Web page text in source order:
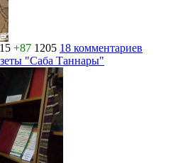
+87 1205 18 комментариев
"Саба Таннары"